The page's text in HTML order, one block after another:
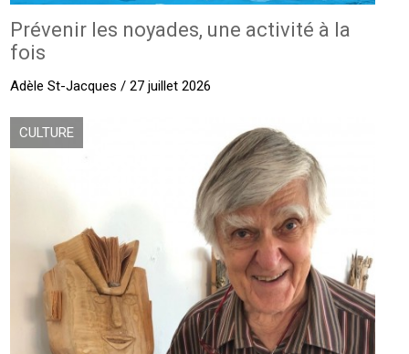
Prévenir les noyades, une activité à la
fois
Adèle St-Jacques / 27 juillet 2026
CULTURE